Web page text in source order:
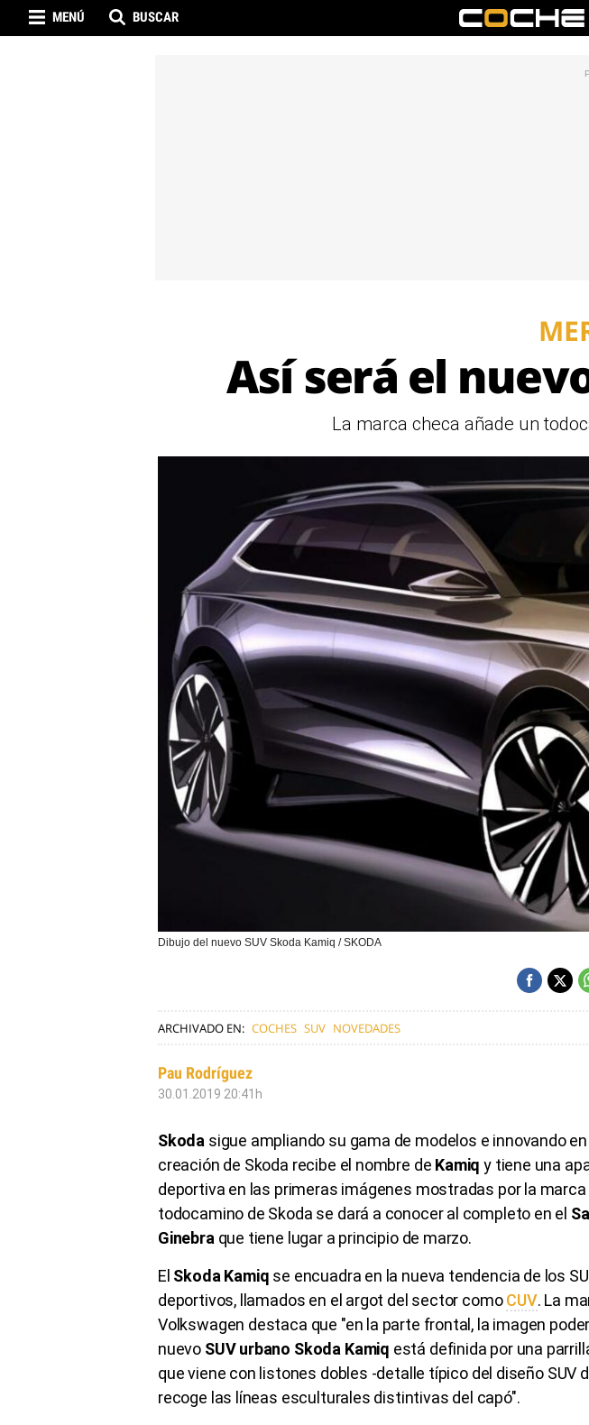
MENÚ BUSCAR
Así será el
La marca checa añade un
Dibujo del nuevo SUV Skoda Kamiq / SKODA
ARCHIVADO EN: COCHES SUV NOVEDADES
Pau Rodríguez
30.01.2019 20:41h
Skoda sigue ampliando su gama de modelos e innovando
creación de Skoda recibe el nombre de Kamiqy tiene una
deportiva en las primeras imágenes mostradas por la marca
todocamino de Skoda se dará a conocer al completo en el
Ginebra que tiene lugar a principio de marzo.
El Skoda Kamiq se encuadra en la nueva tendencia de los
deportivos, llamados en el argot del sector comoCUV. La
Volkswagen destaca que "en la parte frontal, la imagen
nuevo SUV urbano Skoda Kamiq está definida por una
que viene con listones dobles -detalle típico del diseño SUV
recoge las líneas esculturales distintivas del capó".